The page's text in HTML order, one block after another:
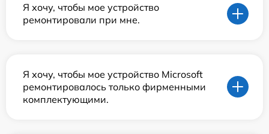
Я хочу, чтобы мое устройство
ремонтировали при мне.
Я хочу, чтобы мое устройство Microsoft
ремонтировалось только фирменными
комплектующими.